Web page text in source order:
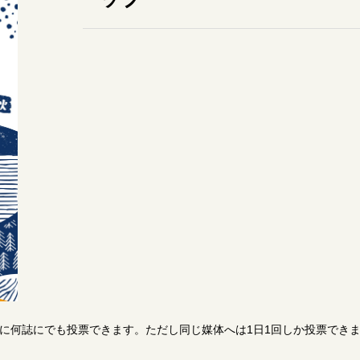
何誌にでも投票できます。ただし同じ媒体へは1日1回しか投票できま